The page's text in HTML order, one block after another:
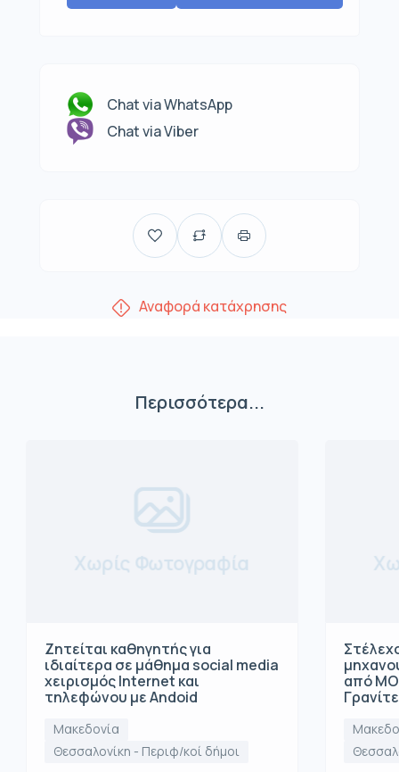
Chat via WhatsApp
Chat via Viber
Αναφορά κατάχρησης
Περισσότερα...
Χωρίς Φωτογραφία
Ζητείται καθηγητής για
ιδιαίτερα σε μάθημα social media
χειρισμός Internet και
τηλεφώνου με Andoid
Μακεδονία
Θεσσαλονίκη - Περιφ/κοί δήμοι
από